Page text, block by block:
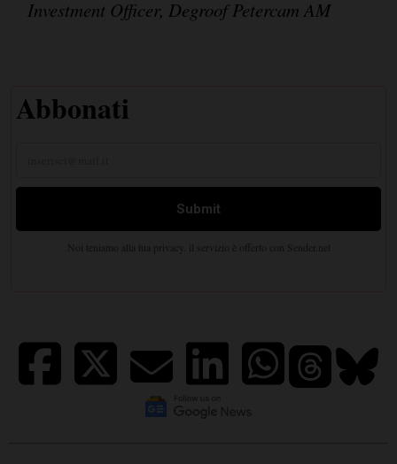
Investment Officer, Degroof Petercam AM